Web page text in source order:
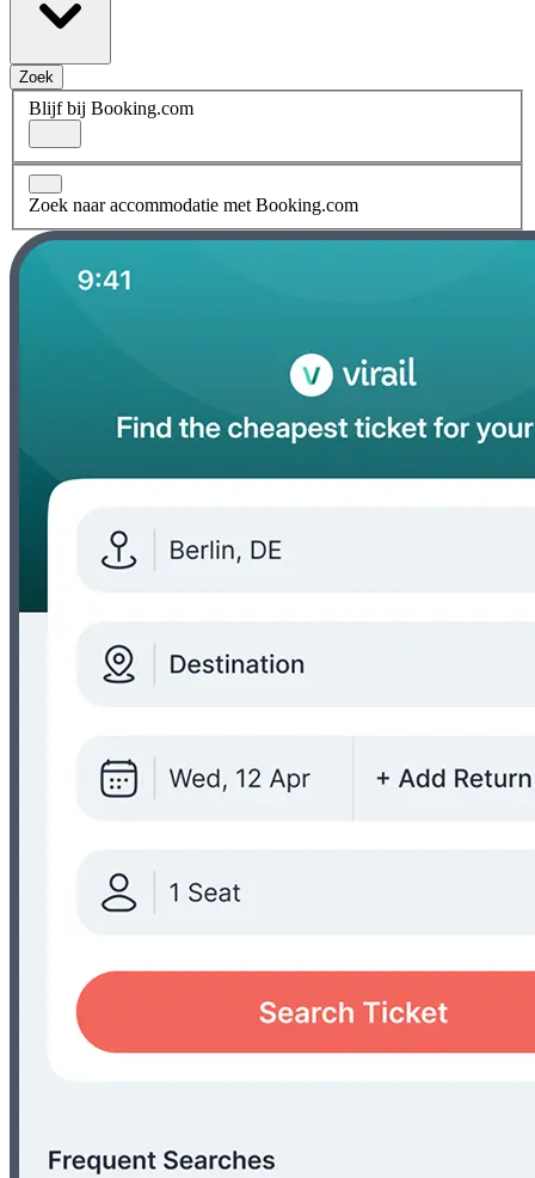
Zoek
Blijf bij Booking.com
Zoek naar accommodatie met Booking.com